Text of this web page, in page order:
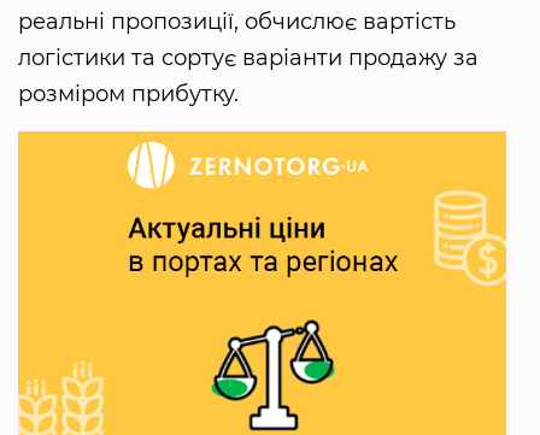
реальні пропозиції, обчислює вартість
логістики та сортує варіанти продажу за
розміром прибутку.